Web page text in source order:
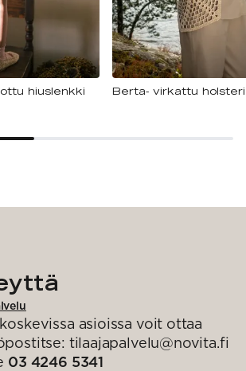
hiuslenkki Berta- virkattu holsteri
asioissa voit ottaa
tilaajapalvelu@novita.fi
03 4246 5341